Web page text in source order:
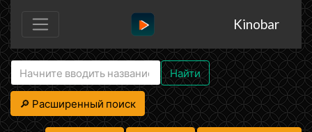
Kinobar
Найти
🔎 Расширенный поиск